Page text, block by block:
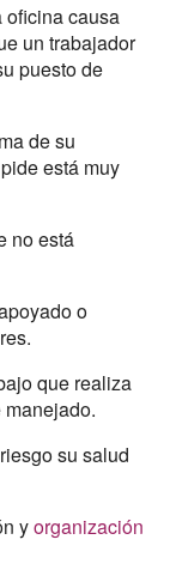
oficina causa
un trabajador
puesto de
de su
está muy
no está
o
que realiza
su salud
yorganización